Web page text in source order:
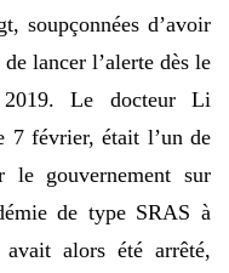
soupçonnées d’avoir
lancer l’alerte dès le
Le docteur Li
7 février, était l’un de
le gouvernement sur
de type SRAS à
alors été arrêté,